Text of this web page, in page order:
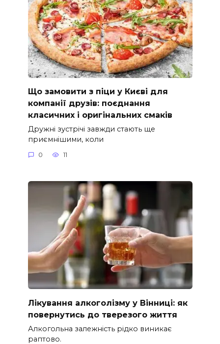
Що замовити з піци у Києві для
компанії друзів: поєднання
класичних і оригінальних смаків
Дружні зустрічі завжди стають ще
приємнішими, коли
0 11
Лікування алкоголізму у Вінниці: як
повернутись до тверезого життя
Алкогольна залежність рідко виникає
раптово.